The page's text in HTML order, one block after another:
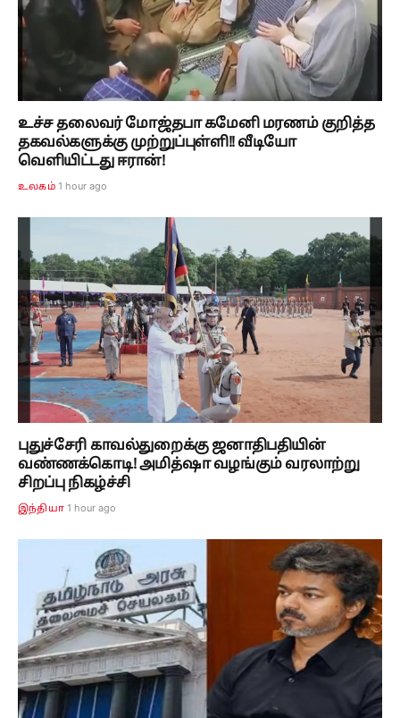
உச்ச தலைவர் மோஜ்தபா கமேனி மரணம் குறித்த
தகவல்களுக்கு முற்றுப்புள்ளி!! வீடியோ
வெளியிட்டது ஈரான்!
உலகம் 1 hour ago
புதுச்சேரி காவல்துறைக்கு ஜனாதிபதியின்
வண்ணக்கொடி! அமித்ஷா வழங்கும் வரலாற்று
சிறப்பு நிகழ்ச்சி
இந்தியா 1 hour ago